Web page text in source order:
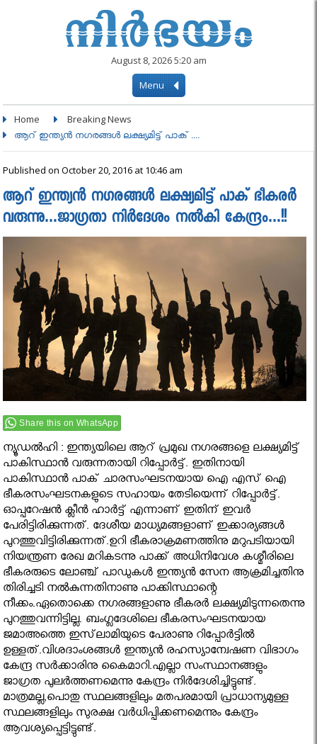
August 8, 2026 5:20 am
Menu
Home Breaking News
ആറ് ഇന്ത്യൻ നഗരങ്ങള്‍ ലക്ഷ്യമിട്ട് പാക് ....
Published on October 20, 2016 at 10:46 am
ആറ് ഇന്ത്യൻ നഗരങ്ങള്‍ ലക്ഷ്യമിട്ട് പാക് ഭീകരർ
വരുന്നു…ജാഗ്രതാ നിര്‍ദേശം നല്‍കി കേന്ദ്രം…!!
Share this on WhatsApp
ന്യൂഡൽഹി : ഇന്ത്യയിലെ ആറ് പ്രമുഖ നഗരങ്ങളെ ലക്ഷ്യമിട്ട്
പാകിസ്ഥാൻ വരുന്നതായി റിപ്പോർട്ട്. ഇതിനായി
പാകിസ്ഥാൻ പാക് ചാരസംഘടനയായ ഐ എസ് ഐ
ഭീകരസംഘടനകളുടെ സഹായം തേടിയെന്ന് റിപ്പോർട്ട്.
ഓപ്പറേഷൻ ക്ലീൻ ഹാർട്ട് എന്നാണ് ഇതിന് ഇവർ
പേ‌രിട്ടിരിക്കുന്നത്. ദേശീയ മാധ്യമങ്ങ‌ളാണ് ഇക്കാര്യങ്ങൾ
പുറത്തുവിട്ടിരിക്കുന്നത്.ഉറി ഭീകരാക്രമണത്തിനു മറുപടിയായി
നിയന്ത്രണ രേഖ മറികടന്നു പാക്ക് അധിനിവേശ കശ്മീരിലെ
ഭീകരരുടെ ലോഞ്ച് പാഡുകൾ ഇന്ത്യൻ സേന ആക്രമിച്ചതിനു
തിരിച്ചടി നൽകുന്നതിനാണു പാക്കിസ്ഥാന്റെ
നീക്കം.ഏതൊക്കെ നഗരങ്ങളാണു ഭീകരർ ലക്ഷ്യമിടുന്നതെന്നു
പുറത്തുവന്നിട്ടില്ല. ബംഗ്ലദേശിലെ ഭീകരസംഘടനയായ
ജമാഅത്തെ ഇസ്‌ലാമിയുടെ പേരാണു റിപ്പോർട്ടിൽ
ഉള്ളത്.വിശദാംശങ്ങൾ ഇന്ത്യൻ രഹസ്യാന്വേഷണ വിഭാഗം
കേന്ദ്ര സർക്കാരിനു കൈമാറി.എല്ലാ സംസ്ഥാനങ്ങളും
ജാഗ്രത പുലർത്തണമെന്നു കേന്ദ്രം നിർദേശിച്ചിട്ടുണ്ട്.
മാത്രമല്ല,പൊതു സ്ഥലങ്ങളിലും മതപരമായി പ്രാധാന്യമുള്ള
സ്ഥലങ്ങളിലും സുരക്ഷ വർധിപ്പിക്കണമെന്നും കേന്ദ്രം
ആവശ്യപ്പെട്ടിട്ടുണ്ട്.